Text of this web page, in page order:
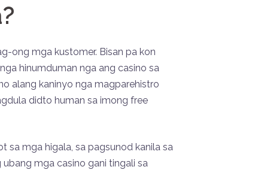
ong mga kustomer. Bisan pa kon
hinumduman nga ang casino sa
alang kaninyo nga magparehistro
didto human sa imong free
sa mga higala, sa pagsunod kanila sa
mga casino gani tingali sa